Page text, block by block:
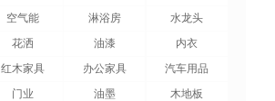
空气能 淋浴房
水龙头
花洒 油漆
内衣
红木家具 办公家具
汽车用品
门业 油墨
木地板